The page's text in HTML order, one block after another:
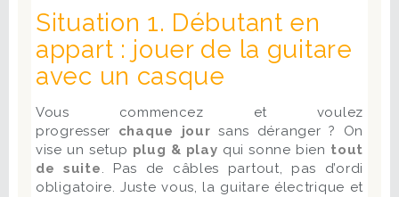
Situation 1. Débutant en
appart : jouer de la guitare
avec un casque
Vous commencez et voulez
progresser chaque jour sans déranger ? On
vise un setup plug & play qui sonne bien tout
de suite. Pas de câbles partout, pas d’ordi
obligatoire. Juste vous, la guitare électrique et